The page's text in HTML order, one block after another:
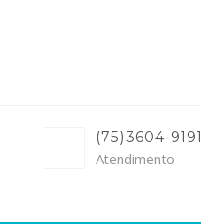
(75)3604-9191
Atendimento